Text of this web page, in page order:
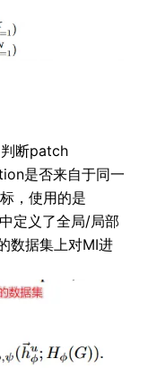
断patch
是否来自于同一
，使用的是
定义了全局/局部
数据集上对MI进